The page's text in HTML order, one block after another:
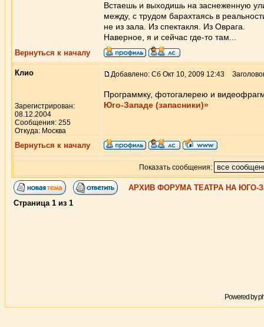
Встаешь и выходишь на заснеженную
между, с трудом барахтаясь в
не из зала. Из спектакля. Из Оврага.
Наверное, я и сейчас где-то там...
Вернуться к началу
Клио
Зарегистрирован:
08.12.2004
Сообщения: 255
Откуда: Москва
Добавлено: Сб Окт 10, 2009 12:43
Программку, фотогалерею и
Юго-Западе (запасники)»
Вернуться к началу
Показать сообщения:
АРХИВ ФОРУМА ТЕАТРА НА ЮГО-
Страница 1 из 1
Powered by